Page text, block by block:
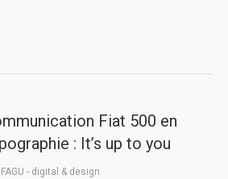
Fiat 500 en
: It’s up to you
- digital & design